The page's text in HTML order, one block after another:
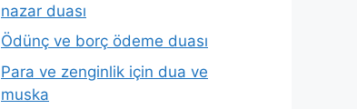
nazar duası
Ödünç ve borç ödeme duası
Para ve zenginlik için dua ve
muska